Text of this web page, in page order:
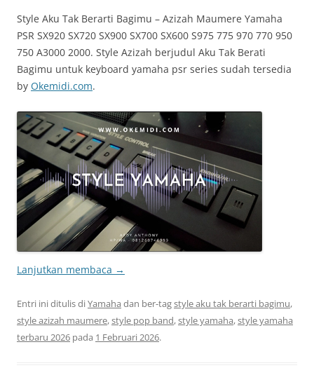
Style Aku Tak Berarti Bagimu – Azizah Maumere Yamaha
PSR SX920 SX720 SX900 SX700 SX600 S975 775 970 770 950
750 A3000 2000. Style Azizah berjudul Aku Tak Berati
Bagimu untuk keyboard yamaha psr series sudah tersedia
by Okemidi.com.
Lanjutkan membaca →
Entri ini ditulis diYamaha dan ber-tagstyle aku tak berarti bagimu,
style azizah maumere,style pop band,style yamaha,style yamaha
terbaru 2026 pada 1 Februari 2026.